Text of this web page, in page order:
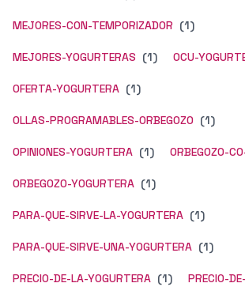
MEJORES-CON-TEMPORIZADOR (1)
MEJORES-YOGURTERAS (1) OCU-
OFERTA-YOGURTERA (1)
OLLAS-PROGRAMABLES-ORBEGOZO (1)
OPINIONES-YOGURTERA (1) ORBEGOZO-
ORBEGOZO-YOGURTERA (1)
PARA-QUE-SIRVE-LA-YOGURTERA (1)
PARA-QUE-SIRVE-UNA-YOGURTERA (1)
PRECIO-DE-LA-YOGURTERA (1) PRECIO-